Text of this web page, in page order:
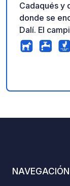
Cadaqués y
donde se
Dalí. El camping dispone de parcelas
totalmente
con vistas al
lugar muy
NAVEGACIÓN